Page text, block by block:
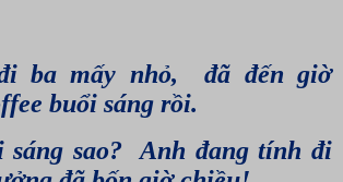
ba mấy nhỏ,
đã đến giờ
buổi sáng rồi.
sao?
Anh đang tính đi